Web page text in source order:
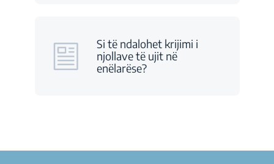
Si të ndalohet krijimi i
njollave të ujit në
enëlarëse?